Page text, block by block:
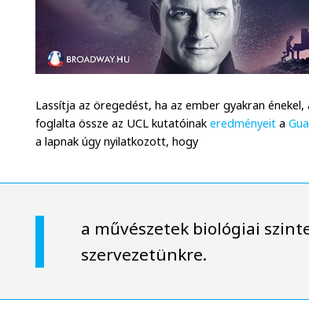
Lassítja az öregedést, ha az ember gyakran
foglalta össze az UCL kutatóinakeredményeit a
a lapnak úgy nyilatkozott, hogy
a művészetek biológiai
szervezetünkre.